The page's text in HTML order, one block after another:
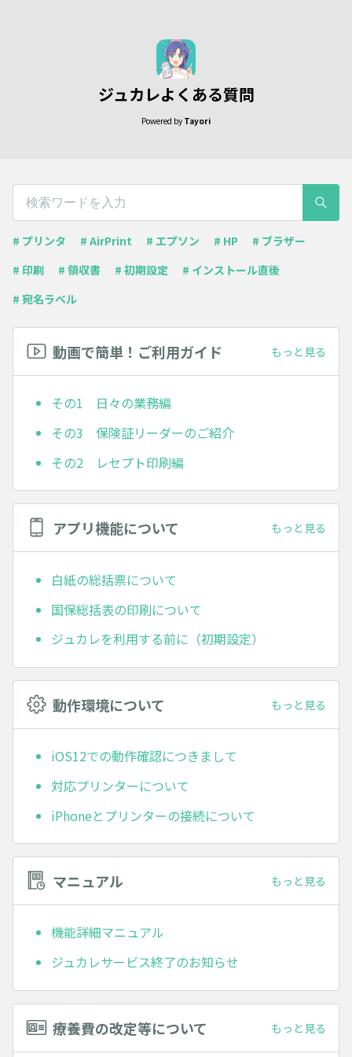
ジュカレよくある質問
Powered by Tayori
# プリンタ # AirPrint # エプソン # HP
# ブラザー
# 印刷
# 領収書 # 初期設定
# インストール直後
# 宛名ラベル
動画で簡単！ご利用ガイド もっと見る
その1 日々の業務編
その3 保険証リーダーのご紹介
その2 レセプト印刷編
アプリ機能について もっと見る
白紙の総括票について
国保総括表の印刷について
ジュカレを利用する前に（初期設定）
動作環境について もっと見る
iOS12での動作確認につきまして
対応プリンターについて
iPhoneとプリンターの接続について
マニュアル もっと見る
機能詳細マニュアル
ジュカレサービス終了のお知らせ
療養費の改定等について もっと見る